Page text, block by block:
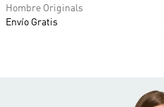
Hombre Originals
Envío Gratis